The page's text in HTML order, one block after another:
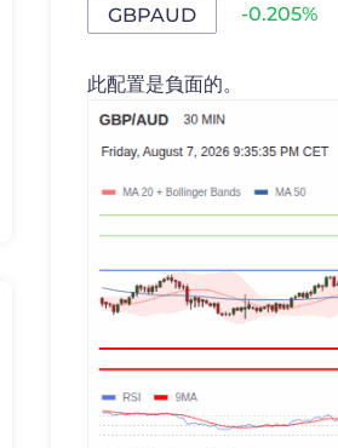
GBPAUD -0.205%
此配置是負面的。